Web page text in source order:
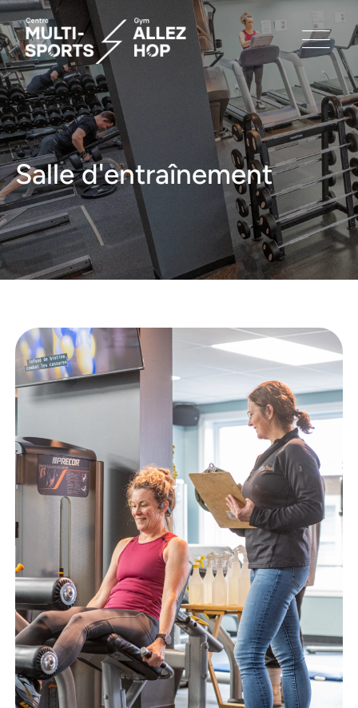
Salle d'entraînement